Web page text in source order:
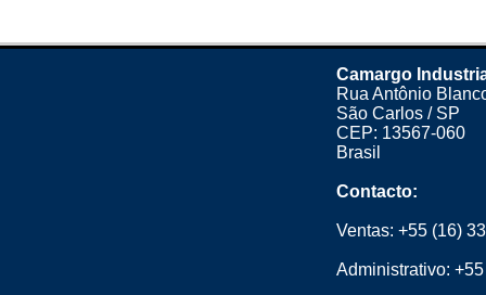
Camargo
Rua Antônio
São Carlos / SP
CEP: 13567-060
Brasil
Contacto:
Ventas: +55 (16)
Administrativo: